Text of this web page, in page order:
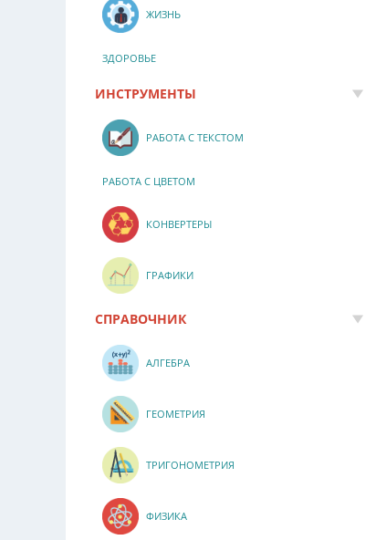
ЖИЗНЬ
ЗДОРОВЬЕ
ИНСТРУМЕНТЫ
РАБОТА С ТЕКСТОМ
РАБОТА С ЦВЕТОМ
КОНВЕРТЕРЫ
ГРАФИКИ
СПРАВОЧНИК
АЛГЕБРА
ГЕОМЕТРИЯ
ТРИГОНОМЕТРИЯ
ФИЗИКА